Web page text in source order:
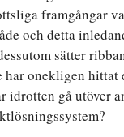
framgångar
och detta
sätter
onekligen
idrotten gå utöver